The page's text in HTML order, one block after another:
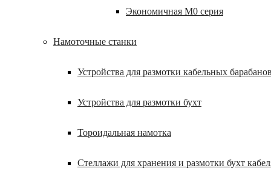
Экономичная M0 серия
Намоточные станки
Устройства для размотки кабельных
Устройства для размотки бухт
Тороидальная намотка
Стеллажи для хранения и размотки бухт